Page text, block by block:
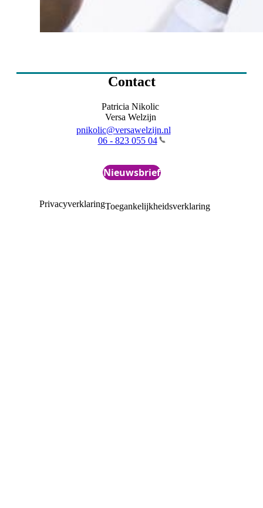
Contact
Patricia Nikolic
Versa Welzijn
pnikolic@versawelzijn.nl
06 - 823 055 04
Nieuwsbrief
PrivacyverklaringToegankelijkheidsverklaring